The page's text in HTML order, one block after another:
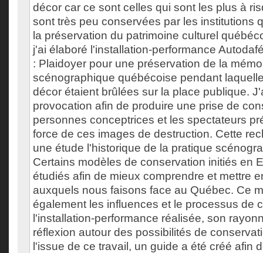
décor car ce sont celles qui sont les plus à
sont très peu conservées par les institutions
la préservation du patrimoine culturel
j'ai élaboré l'installation-performance
: Plaidoyer pour une préservation de la
scénographique québécoise pendant
décor étaient brûlées sur la place publique.
provocation afin de produire une prise de
personnes conceptrices et les spectateurs
force de ces images de destruction. Cette
une étude l'historique de la pratique
Certains modèles de conservation initiés en
étudiés afin de mieux comprendre et mettre
auxquels nous faisons face au Québec. Ce
également les influences et le processus de
l'installation-performance réalisée, son
réflexion autour des possibilités de
l'issue de ce travail, un guide a été créé afin